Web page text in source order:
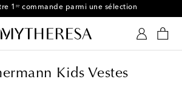
1ʳᵉ commande parmi une sélection
Kids Vestes